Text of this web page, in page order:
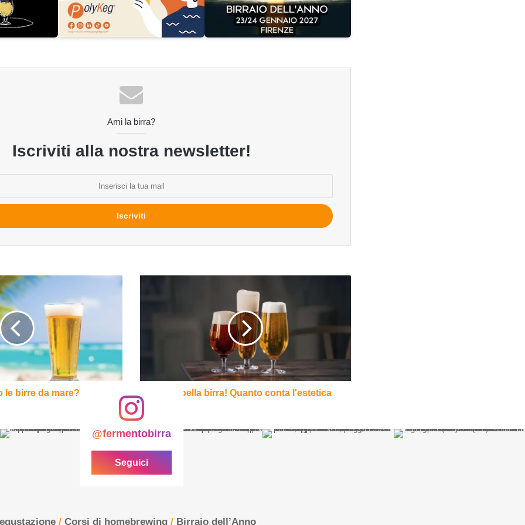
Ami la birra?
Iscriviti alla nostra newsletter!
le birre da mare? Che bella birra! Quanto conta l'estetica
@fermentobirra
Seguici
/ Corsi di homebrewing / Birraio dell’Anno